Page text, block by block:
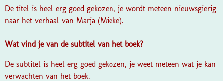
De titel is heel erg goed gekozen, je wordt meteen nieuwsgierig
naar het verhaal van Marja (Mieke).
Wat vind je van de subtitel van het boek?
De subtitel is heel erg goed gekozen, je weet meteen wat je kan
verwachten van het boek.